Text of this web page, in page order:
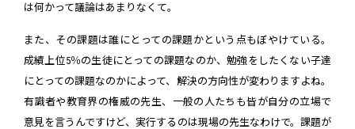
は何かって議論はあまりなくて。
また、その課題は誰にとっての課題かという点もぼやけている。
成績上位5％の生徒にとっての課題なのか、勉強をしたくない子達
にとっての課題なのかによって、解決の方向性が変わりますよね。
有識者や教育界の権威の先生、一般の人たちも皆が自分の立場で
意見を言うんですけど、実行するのは現場の先生なわけで。課題が